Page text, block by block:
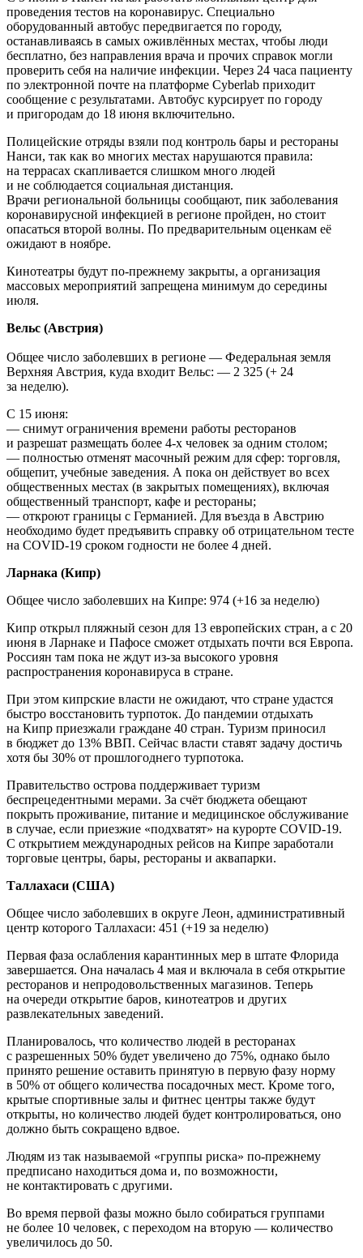
проведения тестов на коронавирус. Специально
оборудованный автобус передвигается по городу,
останавливаясь в самых оживлённых местах, чтобы люди
бесплатно, без направления врача и прочих справок могли
проверить себя на наличие инфекции. Через 24 часа пациенту
по электронной почте на платформе Cyberlab приходит
сообщение с результатами. Автобус курсирует по городу
и пригородам до 18 июня включительно.
Полицейские отряды взяли под контроль бары и рестораны
Нанси, так как во многих местах нарушаются правила:
на террасах скапливается слишком много людей
и не соблюдается социальная дистанция.
Врачи региональной больницы сообщают, пик заболевания
коронавирусной инфекцией в регионе пройден, но стоит
опасаться второй волны. По предварительным оценкам её
ожидают в ноябре.
Кинотеатры будут по-прежнему закрыты, а организация
массовых мероприятий запрещена минимум до середины
июля.
Вельс (Австрия)
Общее число заболевших в регионе — Федеральная земля
Верхняя Австрия, куда входит Вельс: — 2 325 (+ 24
за неделю).
С 15 июня:
— снимут ограничения времени работы ресторанов
и разрешат размещать более 4-х человек за одним столом;
— полностью отменят масочный режим для сфер: торговля,
общепит, учебные заведения. А пока он действует во всех
общественных местах (в закрытых помещениях), включая
общественный транспорт, кафе и рестораны;
— откроют границы с Германией. Для въезда в Австрию
необходимо будет предъявить справку об отрицательном тесте
на COVID-19 сроком годности не более 4 дней.
Ларнака (Кипр)
Общее число заболевших на Кипре: 974 (+16 за неделю)
Кипр открыл пляжный сезон для 13 европейских стран, а с 20
июня в Ларнаке и Пафосе сможет отдыхать почти вся Европа.
Россиян там пока не ждут из-за высокого уровня
распространения коронавируса в стране.
При этом кипрские власти не ожидают, что стране удастся
быстро восстановить турпоток. До пандемии отдыхать
на Кипр приезжали граждане 40 стран. Туризм приносил
в бюджет до 13% ВВП. Сейчас власти ставят задачу достичь
хотя бы 30% от прошлогоднего турпотока.
Правительство острова поддерживает туризм
беспрецедентными мерами. За счëт бюджета обещают
покрыть проживание, питание и медицинское обслуживание
в случае, если приезжие «подхватят» на курорте COVID-19.
С открытием международных рейсов на Кипре заработали
торговые центры, бары, рестораны и аквапарки.
Таллахаси (США)
Общее число заболевших в округе Леон, административный
центр которого Таллахаси: 451 (+19 за неделю)
Первая фаза ослабления карантинных мер в штате Флорида
завершается. Она началась 4 мая и включала в себя открытие
ресторанов и непродовольственных магазинов. Теперь
на очереди открытие баров, кинотеатров и других
развлекательных заведений.
Планировалось, что количество людей в ресторанах
с разрешенных 50% будет увеличено до 75%, однако было
принято решение оставить принятую в первую фазу норму
в 50% от общего количества посадочных мест. Кроме того,
крытые спортивные залы и фитнес центры также будут
открыты, но количество людей будет контролироваться, оно
должно быть сокращено вдвое.
Людям из так называемой «группы риска» по-прежнему
предписано находиться дома и, по возможности,
не контактировать с другими.
Во время первой фазы можно было собираться группами
не более 10 человек, с переходом на вторую — количество
увеличилось до 50.